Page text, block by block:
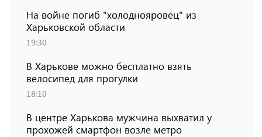
На войне погиб "холоднояровец" из
Харьковской области
19:30
В Харькове можно бесплатно взять
велосипед для прогулки
18:10
В центре Харькова мужчина выхватил у
прохожей смартфон возле метро